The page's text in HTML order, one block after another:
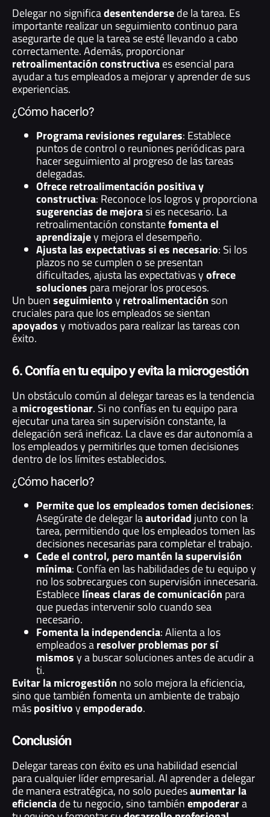
Delegar no significadesentendersede la tarea. Es
importante realizar un seguimiento continuo para
asegurarte de que la tarea se esté llevando a cabo
correctamente. Además, proporcionar
retroalimentación constructivaes esencial para
ayudar a tus empleados a mejorar y aprender de sus
experiencias.
¿Cómo hacerlo?
Programa revisiones regulares: Establece
puntos de control o reuniones periódicas para
hacer seguimiento al progreso de las tareas
delegadas.
Ofrece retroalimentación positiva y
constructiva: Reconoce los logros y proporciona
sugerencias de mejorasi es necesario. La
retroalimentación constantefomenta el
aprendizajey mejora el desempeño.
Ajusta las expectativas si es necesario: Si los
plazos no se cumplen o se presentan
dificultades, ajusta las expectativas yofrece
soluciones para mejorar los procesos.
Un buenseguimientoyretroalimentaciónson
cruciales para que los empleados se sientan
apoyadosy motivados para realizar las tareas con
éxito.
6. Confía en tu equipo y evita la microgestión
Un obstáculo común al delegar tareas es la tendencia
amicrogestionar. Si no confías en tu equipo para
ejecutar una tarea sin supervisión constante, la
delegación será ineficaz. La clave es dar autonomía a
los empleados y permitirles que tomen decisiones
dentro de los límites establecidos.
¿Cómo hacerlo?
Permite que los empleados tomen decisiones:
Asegúrate de delegar laautoridadjunto con la
tarea, permitiendo que los empleados tomen las
decisiones necesarias para completar el trabajo.
Cede el control, pero mantén la supervisión
mínima: Confía en las habilidades de tu equipo y
no los sobrecargues con supervisión innecesaria.
Establecelíneas claras de comunicación para
que puedas intervenir solo cuando sea
necesario.
Fomenta la independencia: Alienta a los
empleados aresolver problemas por sí
mismosy a buscar soluciones antes de acudir a
ti.
Evitar la microgestión no solo mejora la eficiencia,
sino que también fomenta un ambiente de trabajo
máspositivoyempoderado.
Conclusión
Delegar tareas con éxito es una habilidad esencial
para cualquier líder empresarial. Al aprender a delegar
de manera estratégica, no solo puedesaumentar la
eficienciade tu negocio, sino tambiénempoderara